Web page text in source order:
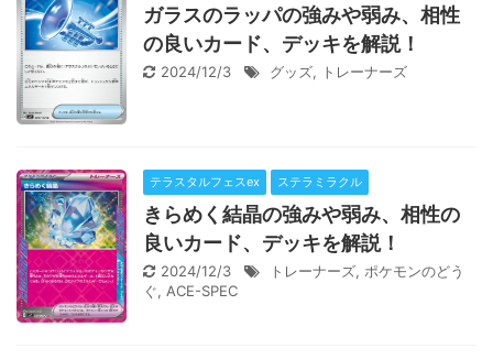
ガラスのラッパの強みや弱み、相性
の良いカード、デッキを解説！
2024/12/3 グッズ, トレーナーズ
テラスタルフェスex ステラミラクル
きらめく結晶の強みや弱み、相性の
良いカード、デッキを解説！
2024/12/3 トレーナーズ, ポケモンのどう
ぐ, ACE-SPEC